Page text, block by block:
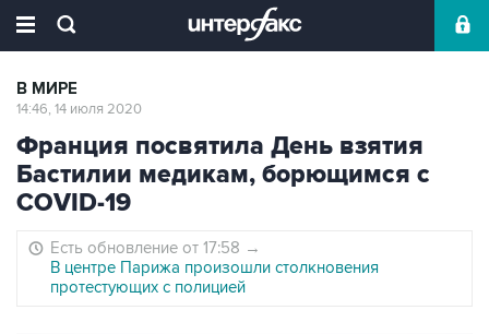
В МИРЕ
14:46, 14 июля 2020
Франция посвятила День взятия
Бастилии медикам, борющимся с
COVID-19
Есть обновление от 17:58 →
В центре Парижа произошли столкновения
протестующих с полицией